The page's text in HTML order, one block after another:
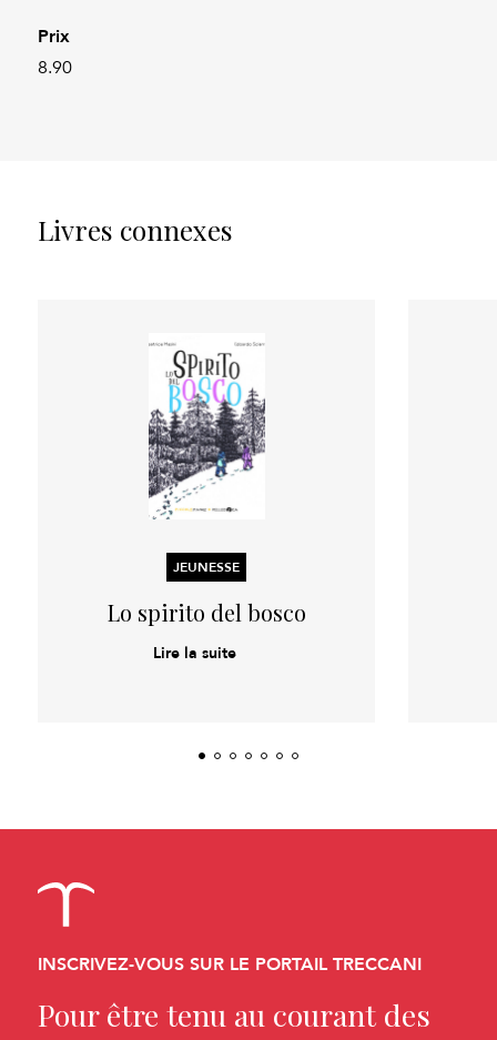
Prix
8.90
Livres connexes
JEUNESSE
Lo spirito del bosco
Lire la suite
INSCRIVEZ-VOUS SUR LE PORTAIL TRECCANI
Pour être tenu au courant des